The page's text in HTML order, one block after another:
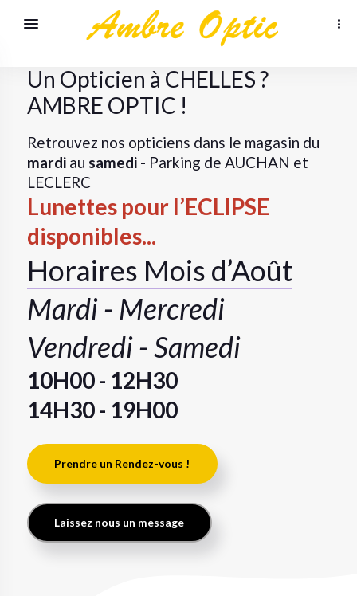
Un Opticien à CHELLES ?
AMBRE OPTIC !
Retrouvez nos opticiens dans le magasin du
mardi au samedi - Parking de AUCHAN et
LECLERC
Lunettes pour l’ECLIPSE
disponibles...
Horaires Mois d’Août
Mardi - Mercredi
Vendredi - Samedi
10H00 - 12H30
14H30 - 19H00
Prendre un Rendez-vous !
Laissez nous un message